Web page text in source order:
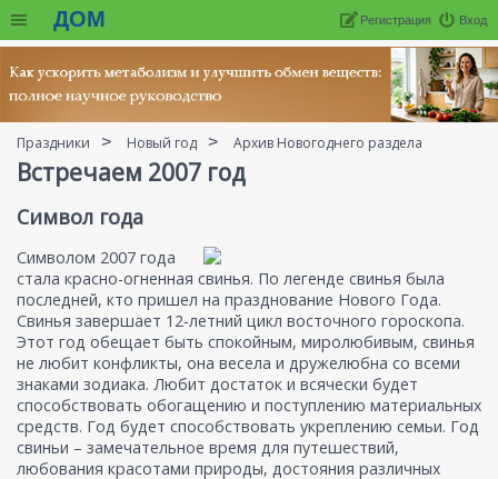
ДОМ Вход
Регистрация
Праздники Новый год Архив Новогоднего раздела
Встречаем 2007 год
Символ года
Символом 2007 года
стала красно-огненная свинья. По легенде свинья была
последней, кто пришел на празднование Нового Года.
Свинья завершает 12-летний цикл восточного гороскопа.
Этот год обещает быть спокойным, миролюбивым, свинья
не любит конфликты, она весела и дружелюбна со всеми
знаками зодиака. Любит достаток и всячески будет
способствовать обогащению и поступлению материальных
средств. Год будет способствовать укреплению семьи. Год
свиньи – замечательное время для путешествий,
любования красотами природы, достояния различных